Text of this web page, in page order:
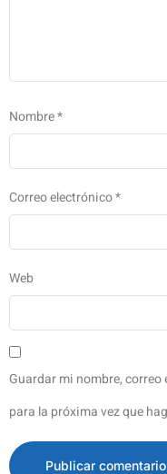
Nombre*
Correo electrónico*
Web
Guardar mi nombre,
para la próxima vez que